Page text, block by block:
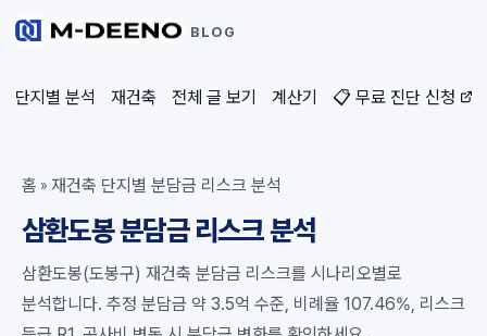
BLOG
단지별 분석 재건축 전체 글 보기 계산기 📋 무료 진단 신청
홈 » 재건축 단지별 분담금 리스크 분석
삼환도봉 분담금 리스크 분석
삼환도봉(도봉구) 재건축 분담금 리스크를 시나리오별로
분석합니다. 추정 분담금 약 3.5억 수준, 비례율 107.46%, 리스크